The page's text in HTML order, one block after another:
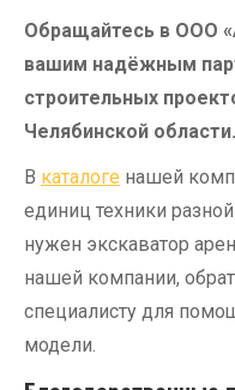
Обращайтесь в ООО
вашим надёжным
строительных
Челябинской области.
В каталоге нашей
единиц техники
нужен экскаватор
нашей компании,
специалисту для
модели.